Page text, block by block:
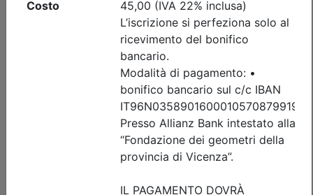
(edizione 1)
dal 30/07/2026 al 04/09/2026